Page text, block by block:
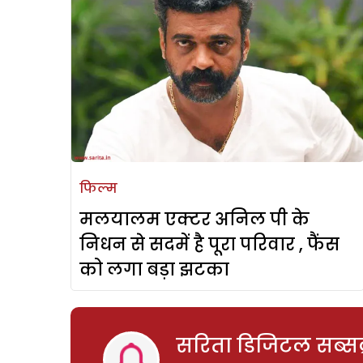
फिल्म
मलयालम एक्टर अनिल पी के
निधन से सदमें है पूरा परिवार , फैंस
को लगा बड़ा झटका
सरिता डिजिटल